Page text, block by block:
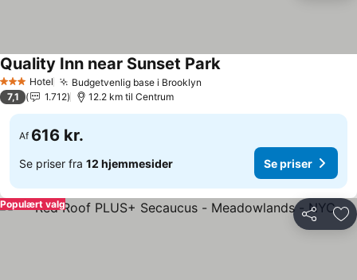
3 StjernerHotel Budgetvenlig base i Brooklyn
Quality Inn near Sunset Park
7,1 1.712 12.2 km til Centrum
Af 616 kr.
Se priser fra 12 hjemmesider Se priser
Del
Populært valg